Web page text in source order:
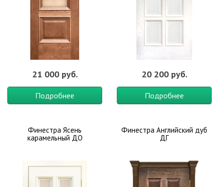
21 000 руб.
Подробнее
20 200 руб.
Подробнее
Финестра Ясень
карамельный ДО
Финестра Английский дуб
ДГ